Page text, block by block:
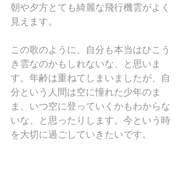
朝や夕方とても綺麗な飛行機雲がよく
見えます。
この歌のように、自分も本当はひこう
き雲なのかもしれないな、と思いま
す。年齢は重ねてしまいましたが、自
分という人間は空に憧れた少年のま
ま、いつ空に登っていくかもわからな
いな、と思ったりします。今という時
を大切に過ごしていきたいです。